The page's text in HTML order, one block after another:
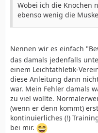
Wobei ich die Knochen
ebenso wenig die
Nennen wir es einfach
das damals jedenfalls
einem Leichtathletik-
diese Anleitung dann
war. Mein Fehler damals
zu viel wollte.
(wenn er denn kommt)
kontinuierliches (!)
bei mir.